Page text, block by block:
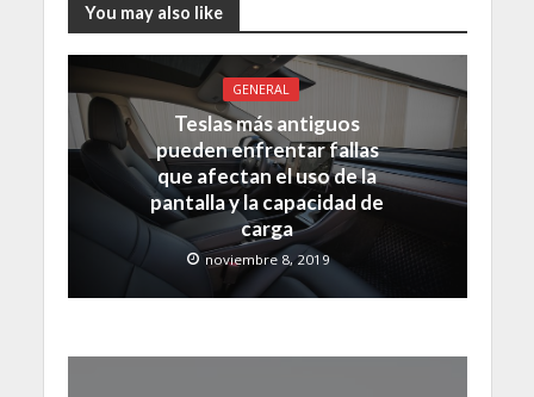
You may also like
GENERAL
Teslas más antiguos
pueden enfrentar fallas
que afectan el uso de la
pantalla y la capacidad de
carga
noviembre 8, 2019